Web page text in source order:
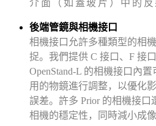
介面（如蓋玻片）中的
後端管鏡與相機接口
相機接口允許多種類型的相
捉。我們提供 C 接口、F 接
OpenStand-L 的相機接口內
用的物鏡進行調整，以優化
誤差。許多 Prior 的相機接
相機的穩定性，同時減小成